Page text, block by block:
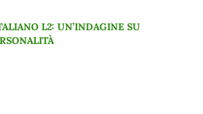
L2: UN’INDAGINE SU